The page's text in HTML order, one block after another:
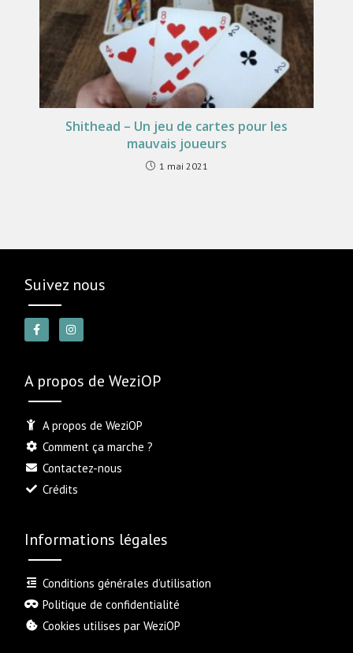
Shithead – Un jeu de cartes pour les
mauvais joueurs
1 mai 2021
Suivez nous
A propos de WeziOP
A propos de WeziOP
Comment ça marche ?
Contactez-nous
Crédits
Informations légales
Conditions générales d’utilisation
Politique de confidentialité
Cookies utilises par WeziOP